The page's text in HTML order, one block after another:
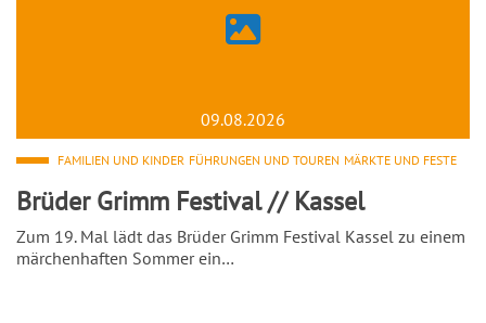
09.08.2026
FAMILIEN UND KINDER FÜHRUNGEN UND TOUREN MÄRKTE UND FESTE
Brüder Grimm Festival // Kassel
Zum 19. Mal lädt das Brüder Grimm Festival Kassel zu einem
märchenhaften Sommer ein…